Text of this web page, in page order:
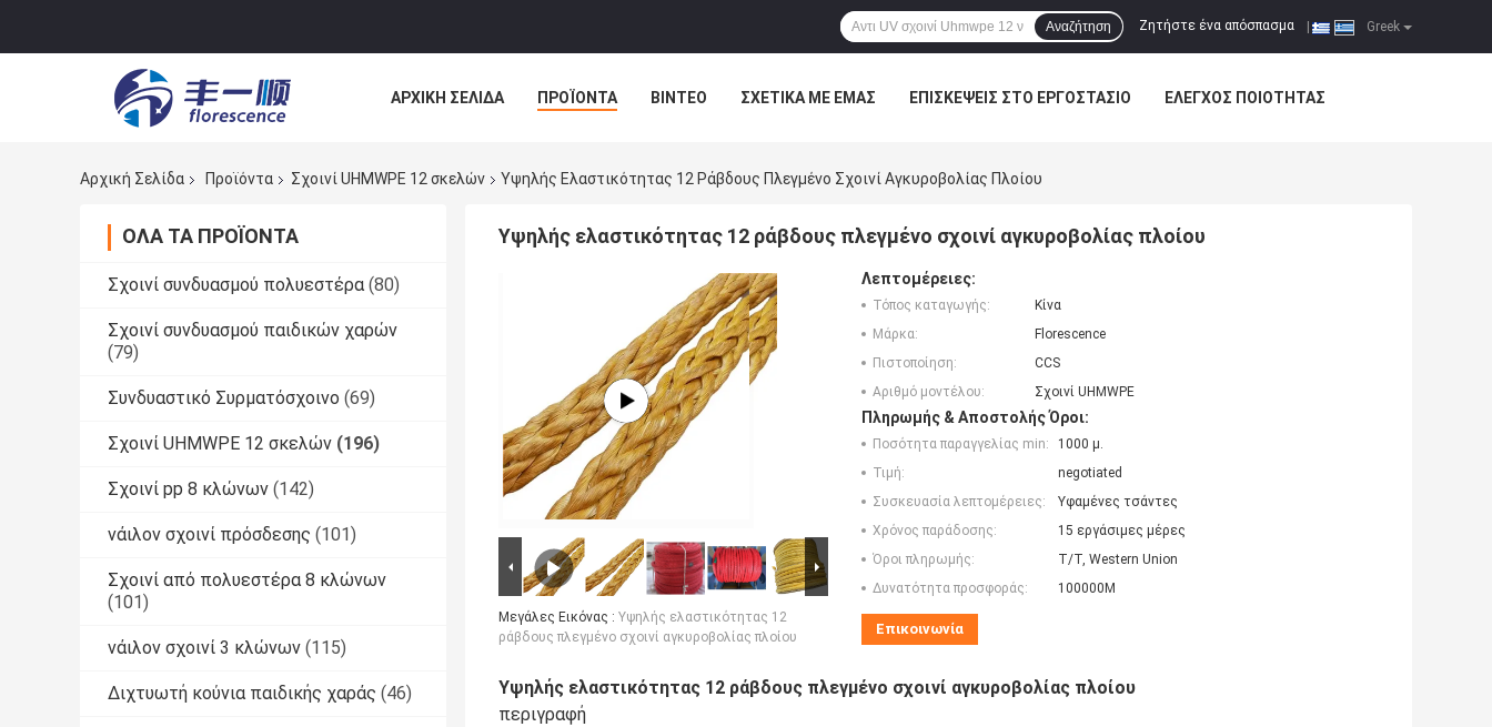
Greek
Ζητήστε ένα απόσπασμα
Αναζήτηση
ΑΡΧΙΚΉ ΣΕΛΊΔΑ ΠΡΟΪΌΝΤΑ ΒΊΝΤΕΟ ΣΧΕΤΙΚΆ ΜΕ ΕΜΆΣ ΕΠΙΣΚΈΨΕΙΣ ΣΤΟ ΕΡΓΟΣΤΆΣΙΟ ΈΛΕΓΧΟΣ ΠΟΙΌΤΗΤΑΣ
Αρχική Σελίδα
Προϊόντα Σχοινί UHMWPE 12 σκελών Υψηλής Ελαστικότητας 12 Ράβδους Πλεγμένο Σχοινί Αγκυροβολίας Πλοίου
ΌΛΑ ΤΑ ΠΡΟΪΌΝΤΑ
Σχοινί συνδυασμού πολυεστέρα (80)
Σχοινί συνδυασμού παιδικών χαρών
(79)
Συνδυαστικό Συρματόσχοινο (69)
Σχοινί UHMWPE 12 σκελών (196)
Σχοινί pp 8 κλώνων (142)
νάιλον σχοινί πρόσδεσης (101)
Σχοινί από πολυεστέρα 8 κλώνων
(101)
νάιλον σχοινί 3 κλώνων (115)
Διχτυωτή κούνια παιδικής χαράς (46)
Υψηλής ελαστικότητας 12 ράβδους πλεγμένο σχοινί αγκυροβολίας πλοίου
Μεγάλες Εικόνας : Υψηλής ελαστικότητας 12
ράβδους πλεγμένο σχοινί αγκυροβολίας πλοίου
Λεπτομέρειες:
Τόπος καταγωγής:
Κίνα
Μάρκα:
Florescence
Πιστοποίηση:
CCS
Αριθμό μοντέλου:
Σχοινί UHMWPE
Πληρωμής & Αποστολής Όροι:
Ποσότητα παραγγελίας min:
1000 μ.
Τιμή:
negotiated
Συσκευασία λεπτομέρειες:
Υφαμένες τσάντες
Χρόνος παράδοσης:
15 εργάσιμες μέρες
Όροι πληρωμής:
T/T, Western Union
Δυνατότητα προσφοράς:
100000M
Επικοινωνία
Υψηλής ελαστικότητας 12 ράβδους πλεγμένο σχοινί αγκυροβολίας πλοίου
περιγραφή